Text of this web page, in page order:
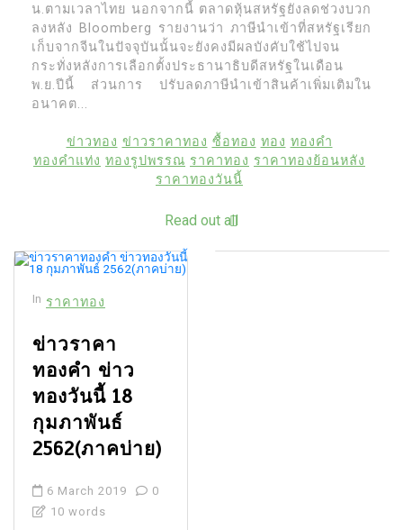
น.ตามเวลาไทย นอกจากนี้ ตลาดหุ้นสหรัฐยังลดช่วงบวก
ลงหลัง Bloomberg รายงานว่า ภาษีนําเข้าที่สหรัฐเรียก
เก็บจากจีนในปัจจุบันนั้นจะยังคงมีผลบังคับใช้ไปจน
กระทั่งหลังการเลือกตั้งประธานาธิบดีสหรัฐในเดือน
พ.ย.ปีนี้ ส่วนการ ปรับลดภาษีนําเข้าสินค้าเพิ่มเติมใน
อนาคต...
ข่าวทอง ข่าวราคาทอง ซื้อทอง ทอง ทองคำ
ทองคำแท่ง ทองรูปพรรณ ราคาทอง ราคาทองย้อนหลัง
ราคาทองวันนี้
Read out all
In ราคาทอง
ข่าวราคา
ทองคำ ข่าว
ทองวันนี้ 18
กุมภาพันธ์
2562(ภาคบ่าย)
6 March 2019
0
10 words